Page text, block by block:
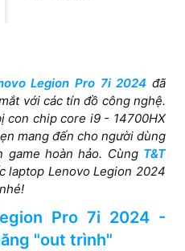
Clock 2347MHz, TGP
115W, 798 AI TOPS
Legion Pro 7i 2024 đã
với các tín đồ công nghệ.
con chip core i9 - 14700HX
mang đến cho người dùng
game hoàn hảo. Cùng T&T
laptop Lenovo Legion 2024
Pro 7i 2024 -
"out trình"